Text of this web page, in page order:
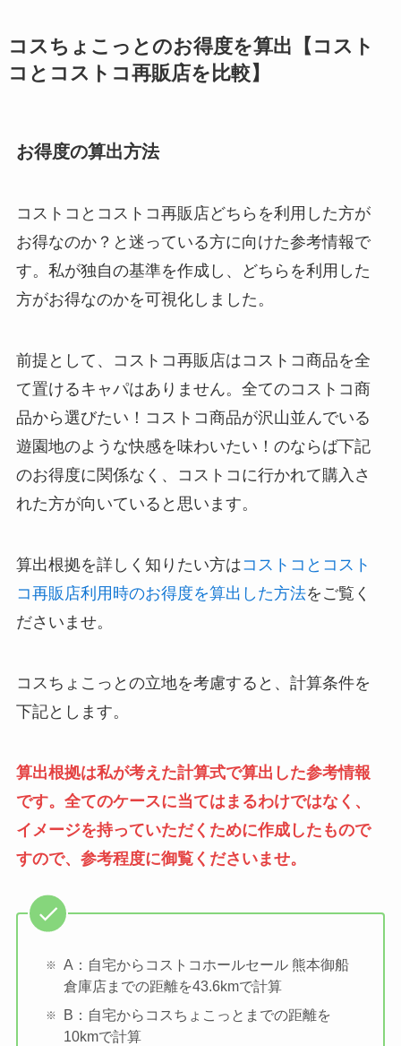
コスちょこっとのお得度を算出【コスト
コとコストコ再販店を比較】
お得度の算出方法
コストコとコストコ再販店どちらを利用した方が
お得なのか？と迷っている方に向けた参考情報で
す。私が独自の基準を作成し、どちらを利用した
方がお得なのかを可視化しました。
前提として、コストコ再販店はコストコ商品を全
て置けるキャパはありません。全てのコストコ商
品から選びたい！コストコ商品が沢山並んでいる
遊園地のような快感を味わいたい！のならば下記
のお得度に関係なく、コストコに行かれて購入さ
れた方が向いていると思います。
算出根拠を詳しく知りたい方はコストコとコスト
コ再販店利用時のお得度を算出した方法をご覧く
ださいませ。
コスちょこっとの立地を考慮すると、計算条件を
下記とします。
算出根拠は私が考えた計算式で算出した参考情報
です。全てのケースに当てはまるわけではなく、
イメージを持っていただくために作成したもので
すので、参考程度に御覧くださいませ。
A：自宅からコストコホールセール 熊本御船
倉庫店までの距離を43.6kmで計算
B：自宅からコスちょこっとまでの距離を
10kmで計算